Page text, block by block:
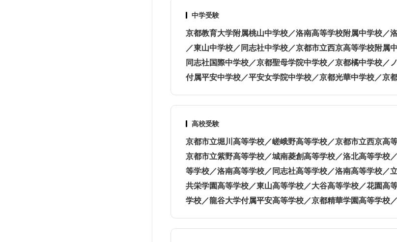
中学受験
京都教育大学附属桃山中学校／洛南高等学校附属中学校／
／東山中学校／同志社中学校／京都市立西京高等学校附属
同志社国際中学校／京都聖母学院中学校／京都橘中学校
付属平安中学校／平安女学院中学校／京都光華中学校／京
高校受験
京都市立堀川高等学校／嵯峨野高等学校／京都市立西京高
京都市立紫野高等学校／城南菱創高等学校／洛北高等学校
等学校／洛南高等学校／同志社高等学校／洛南高等学校／
共栄学園高等学校／東山高等学校／大谷高等学校／花園高
学校／龍谷大学付属平安高等学校／京都精華学園高等学校